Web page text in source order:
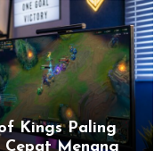
Kings Paling
Cepat Menang